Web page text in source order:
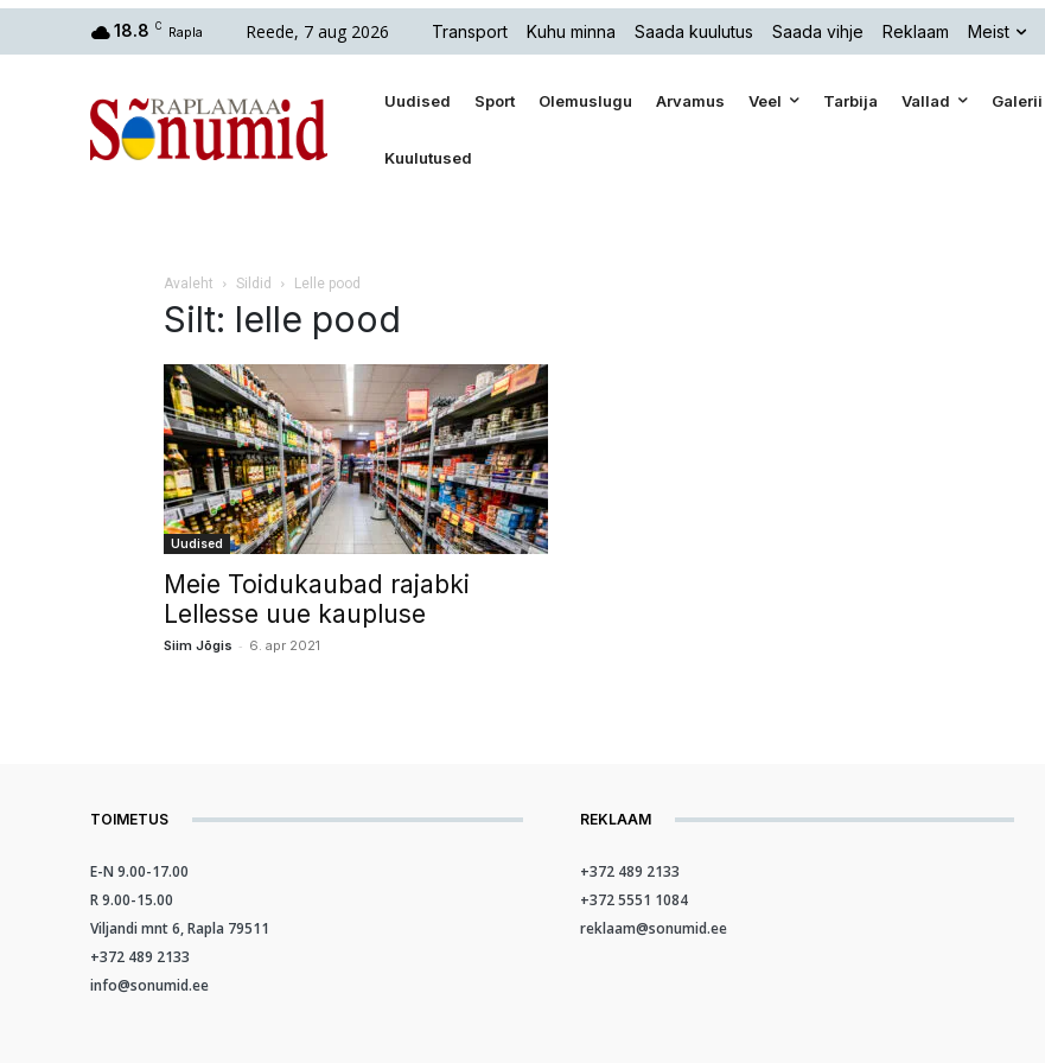
18.8 C Rapla Reede, 7 aug 2026 Transport Kuhu minna Saada kuulutus Saada vihje Reklaam Meist
Uudised Sport Olemuslugu Arvamus Veel Tarbija Vallad Galerii
Kuulutused
Avaleht Sildid Lelle pood
Silt: lelle pood
Uudised
Meie Toidukaubad rajabki
Lellesse uue kaupluse
Siim Jõgis - 6. apr 2021
TOIMETUS
E-N 9.00-17.00
R 9.00-15.00
Viljandi mnt 6, Rapla 79511
+372 489 2133
info@sonumid.ee
REKLAAM
+372 489 2133
+372 5551 1084
reklaam@sonumid.ee